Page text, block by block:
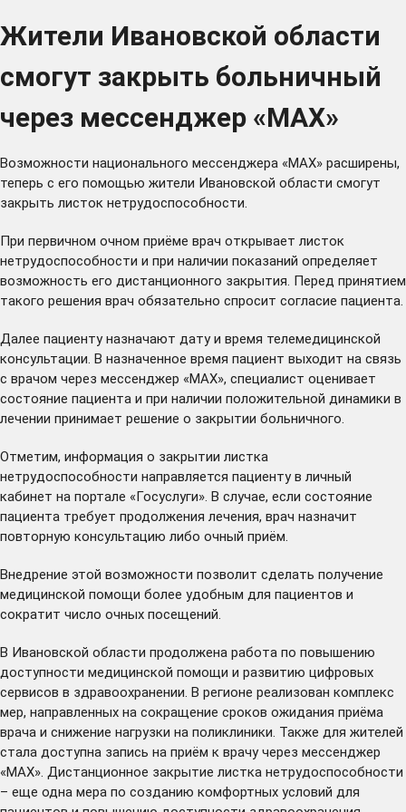
Жители Ивановской области
смогут закрыть больничный
через мессенджер «МАХ»
Возможности национального мессенджера «МАХ» расширены,
теперь с его помощью жители Ивановской области смогут
закрыть листок нетрудоспособности.
При первичном очном приёме врач открывает листок
нетрудоспособности и при наличии показаний определяет
возможность его дистанционного закрытия. Перед принятием
такого решения врач обязательно спросит согласие пациента.
Далее пациенту назначают дату и время телемедицинской
консультации. В назначенное время пациент выходит на связь
с врачом через мессенджер «МАХ», специалист оценивает
состояние пациента и при наличии положительной динамики в
лечении принимает решение о закрытии больничного.
Отметим, информация о закрытии листка
нетрудоспособности направляется пациенту в личный
кабинет на портале «Госуслуги». В случае, если состояние
пациента требует продолжения лечения, врач назначит
повторную консультацию либо очный приём.
Внедрение этой возможности позволит сделать получение
медицинской помощи более удобным для пациентов и
сократит число очных посещений.
В Ивановской области продолжена работа по повышению
доступности медицинской помощи и развитию цифровых
сервисов в здравоохранении. В регионе реализован комплекс
мер, направленных на сокращение сроков ожидания приёма
врача и снижение нагрузки на поликлиники. Также для жителей
стала доступна запись на приём к врачу через мессенджер
«МАХ». Дистанционное закрытие листка нетрудоспособности
– еще одна мера по созданию комфортных условий для